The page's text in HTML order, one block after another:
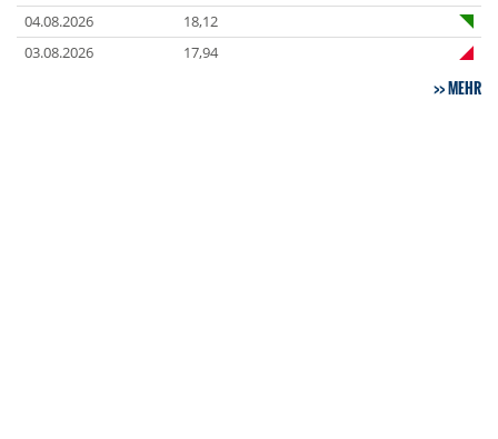
04.08.2026
18,12
03.08.2026
17,94
MEHR